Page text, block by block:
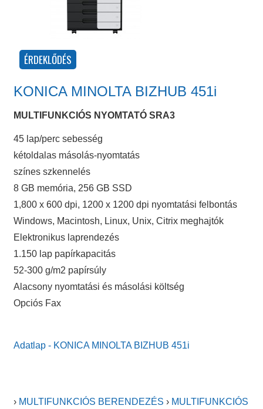
KONICA MINOLTA BIZHUB 451i
MULTIFUNKCIÓS NYOMTATÓ SRA3
45 lap/perc sebesség
kétoldalas másolás-nyomtatás
színes szkennelés
8 GB memória, 256 GB SSD
1,800 x 600 dpi, 1200 x 1200 dpi nyomtatási felbontás
Windows, Macintosh, Linux, Unix, Citrix meghajtók
Elektronikus laprendezés
1.150 lap papírkapacitás
52-300 g/m2 papírsúly
Alacsony nyomtatási és másolási költség
Opciós Fax
Adatlap - KONICA MINOLTA BIZHUB 451i
› MULTIFUNKCIÓS BERENDEZÉS › MULTIFUNKCIÓS